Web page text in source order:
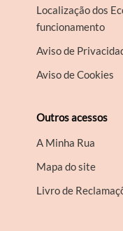
Localização dos
funcionamento
Aviso de
Aviso de Cookies
Outros acessos
A Minha Rua
Mapa do site
Livro de